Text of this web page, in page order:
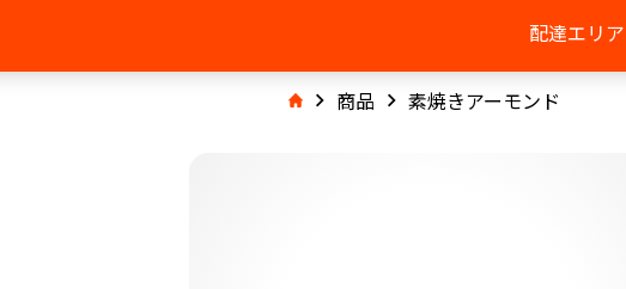
配達エリア
商品 素焼きアーモンド